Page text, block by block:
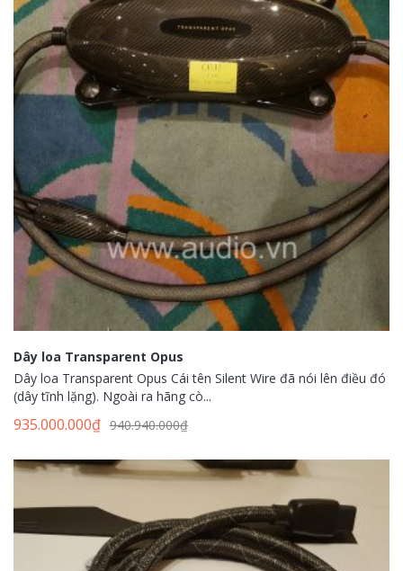
Dây loa Transparent Opus
Dây loa Transparent Opus Cái tên Silent Wire đã nói lên điều đó
(dây tĩnh lặng). Ngoài ra hãng cò...
940.940.000₫
935.000.000₫